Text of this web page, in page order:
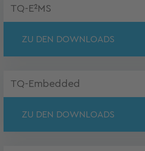
TQ-E²MS
ZU DEN DOWNLOADS
TQ-Embedded
ZU DEN DOWNLOADS